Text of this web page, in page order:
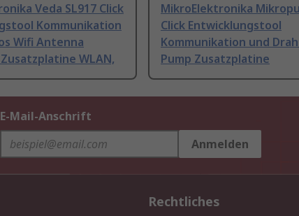
Veda SL917 Click
Kommunikation
Wifi Antenna
WLAN,
MikroElektronika
Click Entwicklungstool
Kommunikation und
Pump Zusatzplatine
E-Mail-Anschrift
Anmelden
Rechtliches